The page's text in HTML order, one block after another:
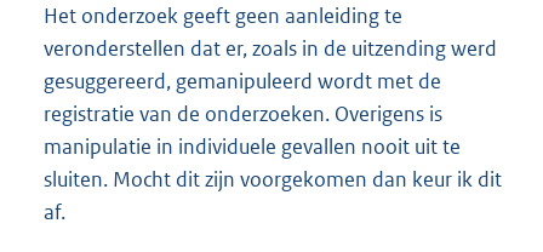
Het onderzoek geeft geen aanleiding te
veronderstellen dat er, zoals in de uitzending werd
gesuggereerd, gemanipuleerd wordt met de
registratie van de onderzoeken. Overigens is
manipulatie in individuele gevallen nooit uit te
sluiten. Mocht dit zijn voorgekomen dan keur ik dit
af.